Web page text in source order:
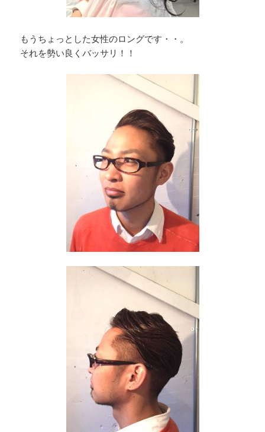
もうちょっとした女性のロングです・・。
それを勢い良くバッサリ！！